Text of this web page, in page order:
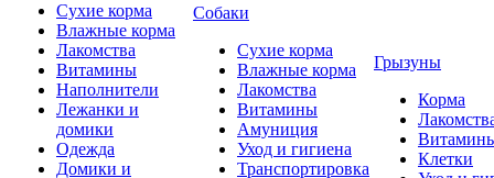
Сухие корма
Влажные корма
Лакомства
Витамины
Наполнители
Лежанки и
домики
Одежда
Домики и
Собаки
Сухие корма
Влажные корма
Лакомства
Витамины
Амуниция
Уход и гигиена
Транспортировка
Грызуны
Корма
Клетки